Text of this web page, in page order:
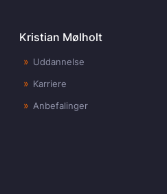
Kristian Mølholt
Uddannelse
Karriere
Anbefalinger